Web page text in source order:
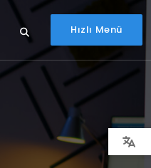
Hızlı Menü